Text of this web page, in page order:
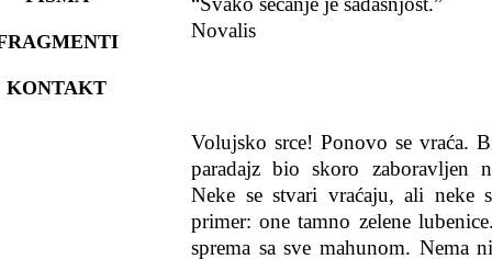
KONTAKT
Novalis
Volujsko srce! Ponovo se vraća.
paradajz bio skoro zaboravljen
Neke se stvari vraćaju, ali neke
primer: one tamno zelene
sprema sa sve mahunom. Nema